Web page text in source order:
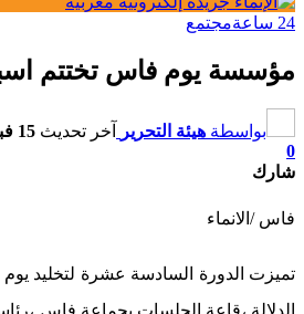
24 ساعة مجتمع
مؤسسة يوم فاس تختتم
بواسطة هيئة التحرير آخر تحديث 15 فبراير, 2026
0
شارك
فاس /الانماء
تميزت الدورة السادسة عشرة لتخليد يوم